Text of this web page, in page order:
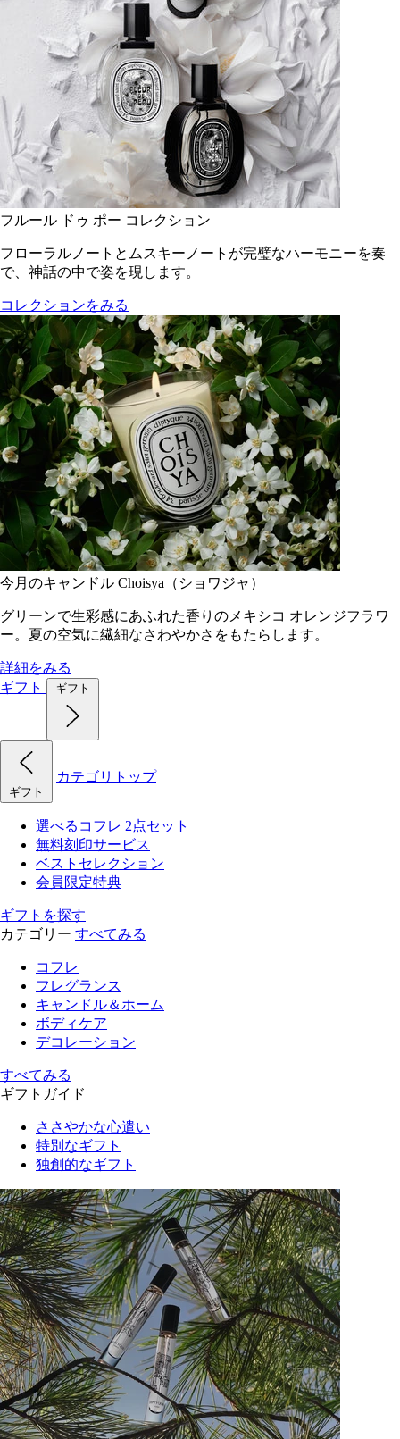
フルール ドゥ ポー コレクション
フローラルノートとムスキーノートが完璧なハーモニーを奏
で、神話の中で姿を現します。
コレクションをみる
今月のキャンドル Choisya（ショワジャ）
グリーンで生彩感にあふれた香りのメキシコ オレンジフラワ
ー。夏の空気に繊細なさわやかさをもたらします。
詳細をみる
ギフト
ギフト
ギフト
カテゴリトップ
選べるコフレ 2点セット
無料刻印サービス
ベストセレクション
会員限定特典
ギフトを探す
カテゴリー すべてみる
コフレ
フレグランス
キャンドル＆ホーム
ボディケア
デコレーション
すべてみる
ギフトガイド
ささやかな心遣い
特別なギフト
独創的なギフト